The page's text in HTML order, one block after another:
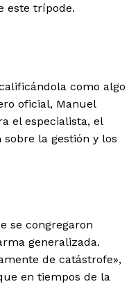
este trípode.
como algo
oficial, Manuel
el especialista, el
la gestión y los
se congregaron
generalizada.
de catástrofe»,
en tiempos de la